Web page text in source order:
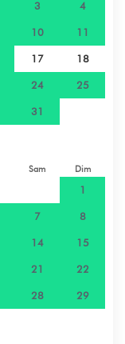
3 4
10 11
17 18
24 25
31
Sam Dim
1
7 8
14 15
21 22
28 29